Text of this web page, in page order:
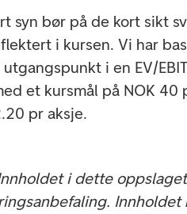
syn bør på de kort sikt
i kursen. Vi har
i en EV/
et kursmål på NOK
pr aksje.
i dette
Innholdet